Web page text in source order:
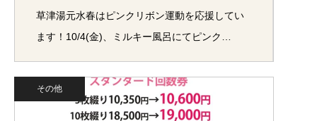
草津湯元水春はピンクリボン運動を応援してい
ます！10/4(金)、ミルキー風呂にてピンク…
その他